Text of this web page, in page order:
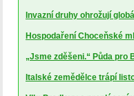
Invazní druhy ohrožují
Hospodaření Choceňské
„Jsme zděšeni.“ Půda pro
Italské zemědělce trápí